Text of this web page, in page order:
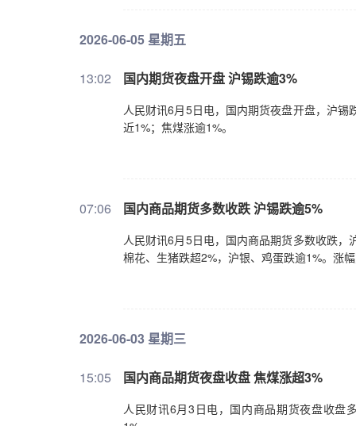
2026-06-05 星期五
13:02 国内期货夜盘开盘 沪锡跌逾3%
人民财讯6月5日电，国内期货夜盘开盘，沪
近1%；焦煤涨逾1%。
07:06 国内商品期货多数收跌 沪锡跌逾5%
人民财讯6月5日电，国内商品期货多数收跌
棉花、生猪跌超2%，沪银、鸡蛋跌逾1%。涨
2026-06-03 星期三
15:05 国内商品期货夜盘收盘 焦煤涨超3%
人民财讯6月3日电，国内商品期货夜盘收盘